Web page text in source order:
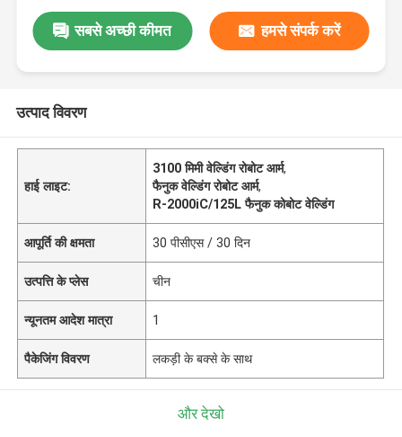
सबसे अच्छी कीमत हमसे संपर्क करें
उत्पाद विवरण
हाई लाइट:
3100 मिमी वेल्डिंग रोबोट आर्म,
फैनुक वेल्डिंग रोबोट आर्म,
R-2000iC/125L फैनुक कोबोट वेल्डिंग
आपूर्ति की क्षमता 30 पीसीएस / 30 दिन
उत्पत्ति के प्लेस चीन
न्यूनतम आदेश मात्रा 1
पैकेजिंग विवरण लकड़ी के बक्से के साथ
और देखो